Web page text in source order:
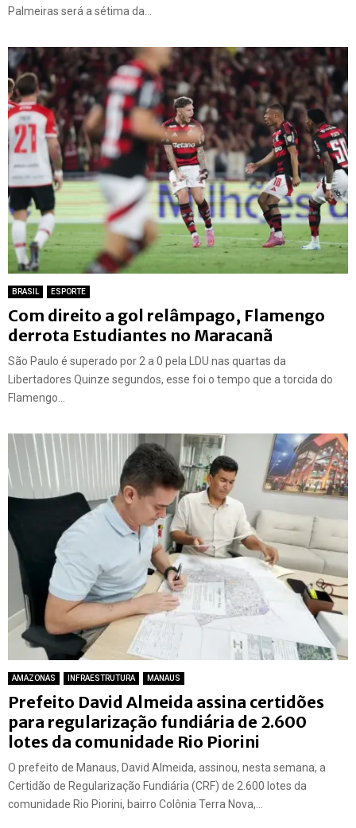
Palmeiras será a sétima da...
BRASIL ESPORTE
Com direito a gol relâmpago, Flamengo
derrota Estudiantes no Maracanã
São Paulo é superado por 2 a 0 pela LDU nas quartas da
Libertadores Quinze segundos, esse foi o tempo que a torcida do
Flamengo...
AMAZONAS INFRAESTRUTURA MANAUS
Prefeito David Almeida assina certidões
para regularização fundiária de 2.600
lotes da comunidade Rio Piorini
O prefeito de Manaus, David Almeida, assinou, nesta semana, a
Certidão de Regularização Fundiária (CRF) de 2.600 lotes da
comunidade Rio Piorini, bairro Colônia Terra Nova,...